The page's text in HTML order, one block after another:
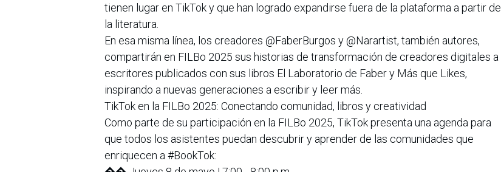
tienen lugar en TikTok y que han logrado expandirse fuera de la plataforma a partir de
la literatura.
En esa misma línea, los creadores @FaberBurgos y @Narartist, también autores,
compartirán en FILBo 2025 sus historias de transformación de creadores digitales a
escritores publicados con sus libros El Laboratorio de Faber y Más que Likes,
inspirando a nuevas generaciones a escribir y leer más.
TikTok en la FILBo 2025: Conectando comunidad, libros y creatividad
Como parte de su participación en la FILBo 2025, TikTok presenta una agenda para
que todos los asistentes puedan descubrir y aprender de las comunidades que
enriquecen a #BookTok: